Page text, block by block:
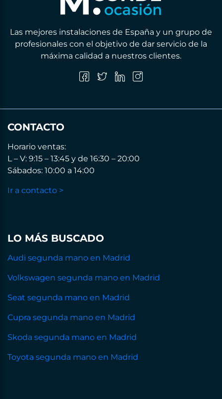
Las mejores instalaciones de España y un grupo de
profesionales con el objetivo de dar servicio de la
máxima calidad a nuestros clientes.
CONTACTO
Horario ventas:
L – V: 9:15 – 13:45 y de 16:30 – 20:00
Sábados: 10:00 a 14:00
Ir a contacto >
LO MÁS BUSCADO
Audi segunda mano en Madrid
Volkswagen segunda mano en Madrid
Seat segunda mano en Madrid
Cupra segunda mano en Madrid
Skoda segunda mano en Madrid
Toyota segunda mano en Madrid